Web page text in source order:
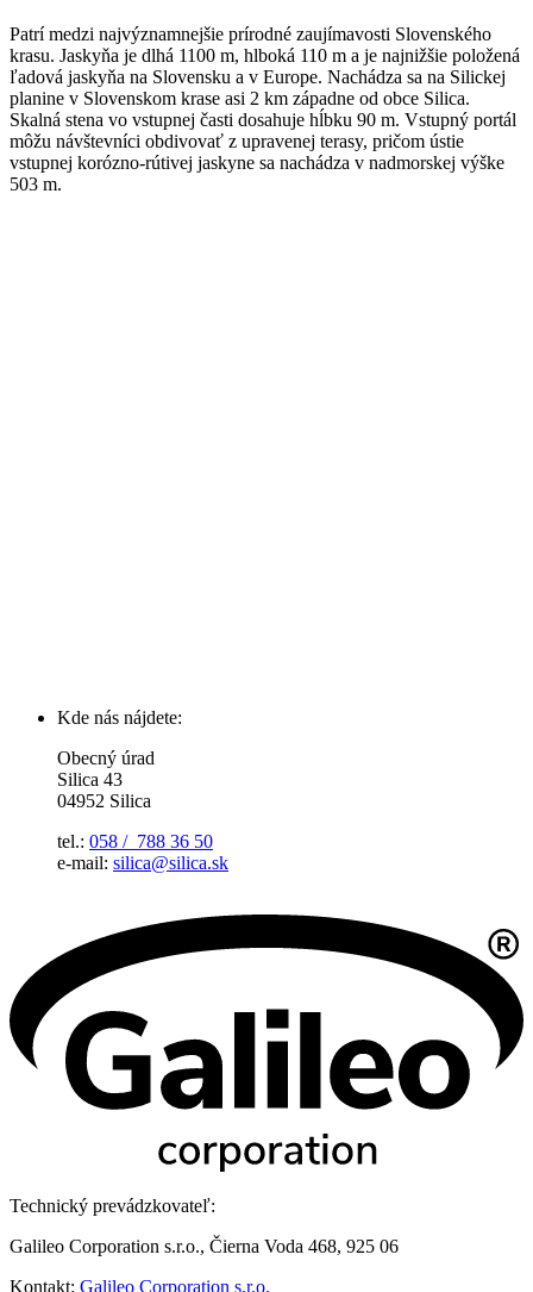
Patrí medzi najvýznamnejšie prírodné zaujímavosti Slovenského
krasu. Jaskyňa je dlhá 1100 m, hlboká 110 m a je najnižšie položená
ľadová jaskyňa na Slovensku a v Europe. Nachádza sa na Silickej
planine v Slovenskom krase asi 2 km západne od obce Silica.
Skalná stena vo vstupnej časti dosahuje hĺbku 90 m. Vstupný portál
môžu návštevníci obdivovať z upravenej terasy, pričom ústie
vstupnej korózno-rútivej jaskyne sa nachádza v nadmorskej výške
503 m.
Kde nás nájdete:
Obecný úrad
Silica 43
04952 Silica
tel.: 058 / 788 36 50
e-mail: silica@silica.sk
Technický prevádzkovateľ:
Galileo Corporation s.r.o., Čierna Voda 468, 925 06
Kontakt: Galileo Corporation s.r.o.